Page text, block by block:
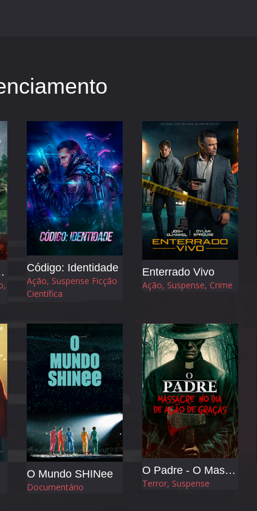
Código: Identidade
Ação, Suspense Ficção
Científica
Enterrado Vivo
Ação, Suspense, Crime
O Mundo SHINee
Documentário
O Padre - O Massacre no Dia de Ação de Graças
Terror, Suspense